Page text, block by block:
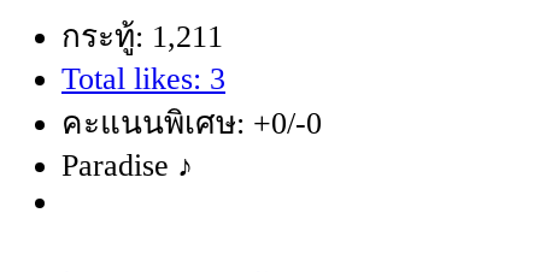
กระทู้: 1,211
Total likes: 3
คะแนนพิเศษ: +0/-0
Paradise ♪